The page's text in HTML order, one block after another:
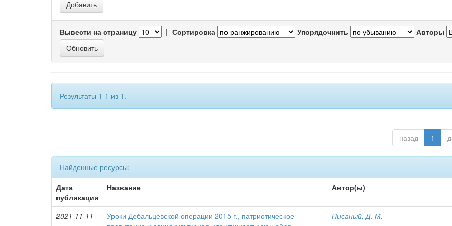
Вывести на страницу | Сортировка Упорядочнить Авторы
Результаты 1-1 из 1.
назад 1
Найденные ресурсы:
Дата
публикации
Название Автор(ы)
2021-11-11
Уроки Дебальцевской операции 2015 г., патриотическое
Писаный, Д. М.